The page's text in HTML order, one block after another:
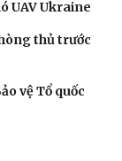
UAV Ukraine
thủ trước
vệ Tổ quốc